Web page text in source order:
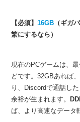
【必須】 16GB（ギガバ
繁にするなら）
現在のPCゲームは、
どです。32GBあれば
り、Discordで通話し
余裕が生まれます。
ば、より高速なデータ